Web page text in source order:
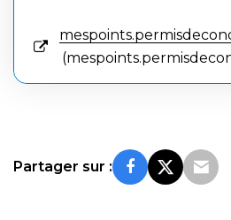
Partager sur :